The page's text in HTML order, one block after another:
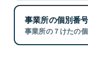
事業所の個別番
事業所の７けたの